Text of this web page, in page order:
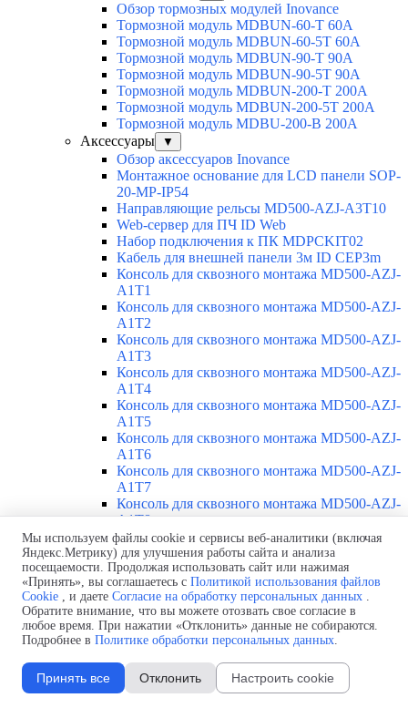
Обзор тормозных модулей Inovance
Тормозной модуль MDBUN-60-T 60A
Тормозной модуль MDBUN-60-5T 60A
Тормозной модуль MDBUN-90-T 90A
Тормозной модуль MDBUN-90-5T 90A
Тормозной модуль MDBUN-200-T 200A
Тормозной модуль MDBUN-200-5T 200A
Тормозной модуль MDBU-200-B 200A
Аксессуары
▼
Обзор аксессуаров Inovance
Монтажное основание для LCD панели SOP-
20-MP-IP54
Направляющие рельсы MD500-AZJ-A3T10
Web-сервер для ПЧ ID Web
Набор подключения к ПК MDPCKIT02
Кабель для внешней панели 3м ID CEP3m
Консоль для сквозного монтажа MD500-AZJ-
A1T1
Консоль для сквозного монтажа MD500-AZJ-
A1T2
Консоль для сквозного монтажа MD500-AZJ-
A1T3
Консоль для сквозного монтажа MD500-AZJ-
A1T4
Консоль для сквозного монтажа MD500-AZJ-
A1T5
Консоль для сквозного монтажа MD500-AZJ-
A1T6
Консоль для сквозного монтажа MD500-AZJ-
A1T7
Консоль для сквозного монтажа MD500-AZJ-
A1T8
Консоль для сквозного монтажа MD500-AZJ-
A1T9
Каталоги
Доставка
Стоимость
Контакты
Подшипники
О нас > Программа поставок > Приводная техника
Мы используем файлы cookie и сервисы веб-аналитики (включая
Яндекс.Метрику) для улучшения работы сайта и анализа
посещаемости. Продолжая использовать сайт или нажимая
«Принять», вы соглашаетесь с Политикой использования файлов
Cookie , и даете Согласие на обработку персональных данных .
Обратите внимание, что вы можете отозвать свое согласие в
любое время. При нажатии «Отклонить» данные не собираются.
Подробнее в Политике обработки персональных данных.
Принять все Отклонить Настроить cookie